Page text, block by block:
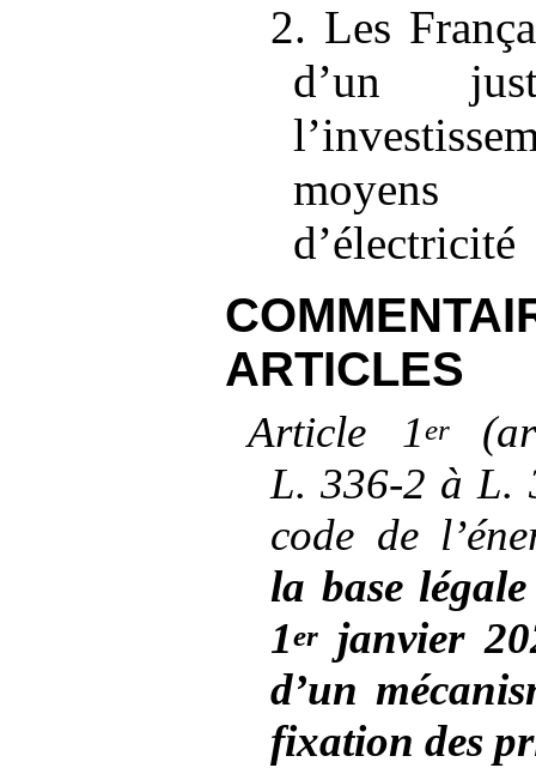
2. Les
d’un
moyens
d’électricité
ARTICLES
Article 1er
L. 336-2 à L.
code de
la base
1er
janvier
d’un
fixation des